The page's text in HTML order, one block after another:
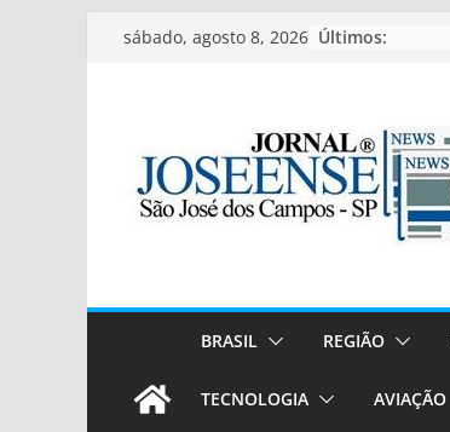
Pularsábado, agosto 8, 2026 Últimos:
BRASIL REGIÃO
TECNOLOGIA AVIAÇÃO